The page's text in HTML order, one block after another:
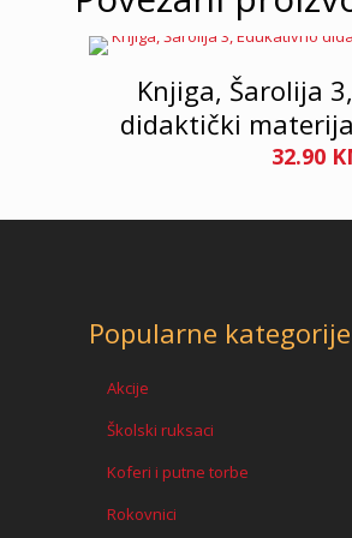
Knjiga, Šarolija
didaktički
32.90
Popularne kategorije
Akcije
Školski ruksaci
Koferi i putne torbe
Rokovnici